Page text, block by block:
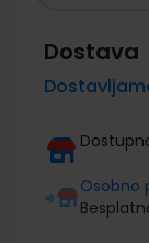
Dostava
Osobno